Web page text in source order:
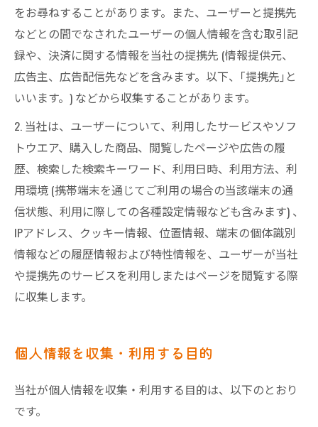
をお尋ねすることがあります。また、ユーザーと提携先
などとの間でなされたユーザーの個人情報を含む取引記
録や、決済に関する情報を当社の提携先 (情報提供元、
広告主、広告配信先などを含みます。以下、｢提携先｣と
いいます。) などから収集することがあります。
2. 当社は、ユーザーについて、利用したサービスやソフ
トウエア、購入した商品、閲覧したページや広告の履
歴、検索した検索キーワード、利用日時、利用方法、利
用環境 (携帯端末を通じてご利用の場合の当該端末の通
信状態、利用に際しての各種設定情報なども含みます) 、
IPアドレス、クッキー情報、位置情報、端末の個体識別
情報などの履歴情報および特性情報を、ユーザーが当社
や提携先のサービスを利用しまたはページを閲覧する際
に収集します。
個人情報を収集・利用する目的
当社が個人情報を収集・利用する目的は、以下のとおり
です。